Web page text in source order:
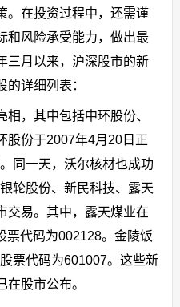
。在投资过程中，还需谨
和风险承受能力，做出最
三月以来，沪深股市的新
详细列表：
，其中包括中环股份、
股份于2007年4月20日正
同一天，沃尔核材也成功
轮股份、新民科技、露天
交易。其中，露天煤业在
票代码为002128。金陵饭
票代码为601007。这些新
股市公布。